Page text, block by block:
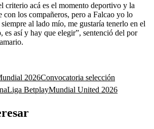
criterio acá es el momento deportivo y la
con los compañeros, pero a Falcao yo lo
al lado mío, me gustaría tenerlo en el
es así y hay que elegir”, sentenció del por
2026Convocatoria selección
Liga BetplayMundial United 2026